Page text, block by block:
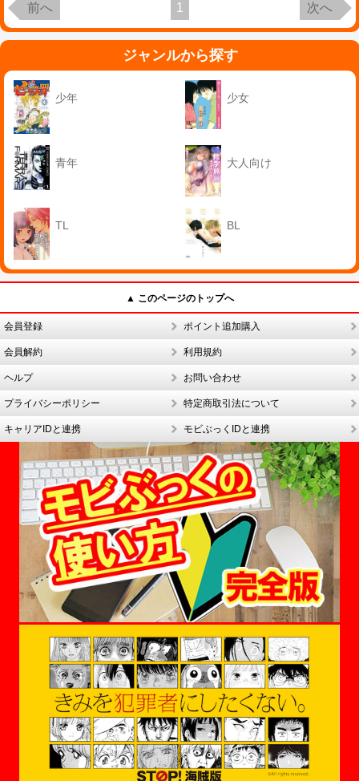
前へ 1 次へ
ジャンルから探す
少年 少女
青年 大人向け
TL BL
▲ このページのトップへ
会員登録 ポイント追加購入
会員解約 利用規約
ヘルプ お問い合わせ
プライバシーポリシー 特定商取引法について
キャリアIDと連携 モビぶっくIDと連携